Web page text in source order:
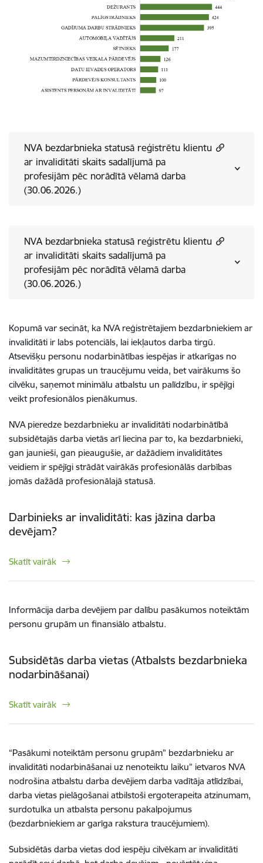
NVA bezdarbnieka statusā reģistrētu klientu
ar invaliditāti skaits sadalījumā pa
profesijām pēc norādītā vēlamā darba
(30.06.2026.)
NVA bezdarbnieka statusā reģistrētu klientu
ar invaliditāti skaits sadalījumā pa
profesijām pēc norādītā vēlamā darba
(30.06.2026.)
Kopumā var secināt, ka NVA reģistrētajiem bezdarbniekiem ar
invaliditāti ir labs potenciāls, lai iekļautos darba tirgū.
Atsevišķu personu nodarbinātības iespējas ir atkarīgas no
invaliditātes grupas un traucējumu veida, bet vairākums šo
cilvēku, saņemot minimālu atbalstu un palīdzību, ir spējīgi
veikt profesionālos pienākumus.
NVA pieredze bezdarbnieku ar invaliditāti nodarbinātībā
subsidētajās darba vietās arī liecina par to, ka bezdarbnieki,
gan jaunieši, gan pieaugušie, ar dažādiem invaliditātes
veidiem ir spējīgi strādāt vairākās profesionālās darbības
jomās dažādā profesionālajā statusā.
Darbinieks ar invaliditāti: kas jāzina darba
devējam?
Skatīt vairāk
Informācija darba devējiem par dalību pasākumos noteiktām
personu grupām un finansiālo atbalstu.
Subsidētās darba vietas (Atbalsts bezdarbnieka
nodarbināšanai)
Skatīt vairāk
“Pasākumi noteiktām personu grupām” bezdarbnieku ar
invaliditāti nodarbināšanai uz nenoteiktu laiku” ietvaros NVA
nodrošina atbalstu darba devējiem darba vadītāja atlīdzībai,
darba vietas pielāgošanai atbilstoši ergoterapeita atzinumam,
surdotulka un atbalsta personu pakalpojumus
(bezdarbniekiem ar garīga rakstura traucējumiem).
Subsidētās darba vietas dod iespēju cilvēkam ar invaliditāti